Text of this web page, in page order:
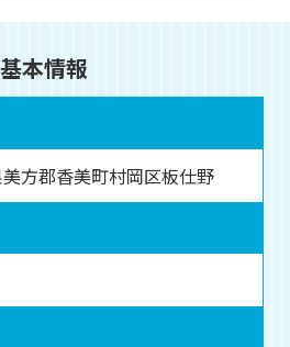
基本情報
方郡香美町村岡区板仕野